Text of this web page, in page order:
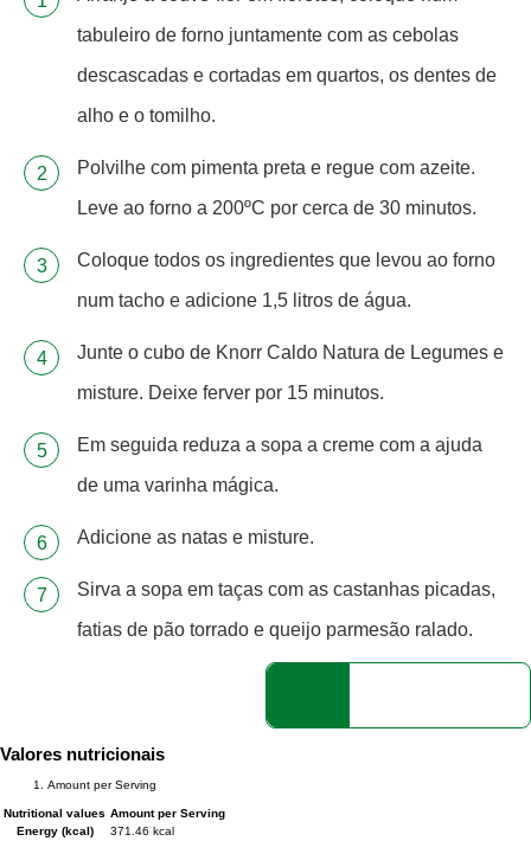
tabuleiro de forno juntamente com as cebolas
descascadas e cortadas em quartos, os dentes de
alho e o tomilho.
Polvilhe com pimenta preta e regue com azeite.
Leve ao forno a 200ºC por cerca de 30 minutos.
Coloque todos os ingredientes que levou ao forno
num tacho e adicione 1,5 litros de água.
Junte o cubo de Knorr Caldo Natura de Legumes e
misture. Deixe ferver por 15 minutos.
Em seguida reduza a sopa a creme com a ajuda
de uma varinha mágica.
Adicione as natas e misture.
Sirva a sopa em taças com as castanhas picadas,
fatias de pão torrado e queijo parmesão ralado.
Valores nutricionais
Amount per Serving
Nutritional values Amount per Serving
Energy (kcal)
371.46 kcal